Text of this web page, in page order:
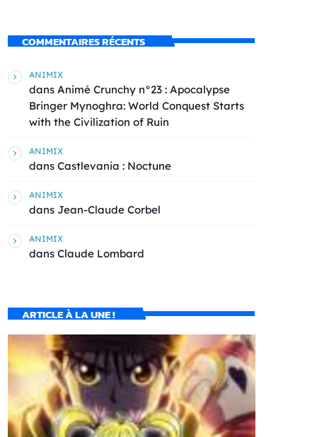
COMMENTAIRES RÉCENTS
ANIMIX
dans Animé Crunchy n°23 : Apocalypse
Bringer Mynoghra: World Conquest Starts
with the Civilization of Ruin
ANIMIX
dans Castlevania : Noctune
ANIMIX
dans Jean-Claude Corbel
ANIMIX
dans Claude Lombard
ARTICLE À LA UNE !